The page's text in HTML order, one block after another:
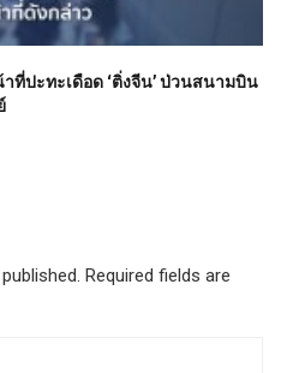
ปะทะเดือด ‘ติ่งจีน’ ป่วนสนามบิน
Required fields are